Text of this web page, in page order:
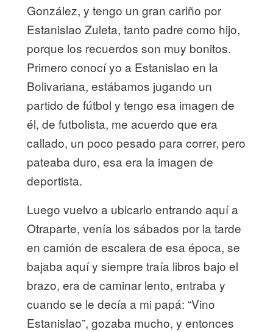
González, y tengo un gran cariño por
Estanislao Zuleta, tanto padre como hijo,
porque los recuerdos son muy bonitos.
Primero conocí yo a Estanislao en la
Bolivariana, estábamos jugando un
partido de fútbol y tengo esa imagen de
él, de futbolista, me acuerdo que era
callado, un poco pesado para correr, pero
pateaba duro, esa era la imagen de
deportista.
Luego vuelvo a ubicarlo entrando aquí a
Otraparte, venía los sábados por la tarde
en camión de escalera de esa época, se
bajaba aquí y siempre traía libros bajo el
brazo, era de caminar lento, entraba y
cuando se le decía a mi papá: “Vino
Estanislao”, gozaba mucho, y entonces